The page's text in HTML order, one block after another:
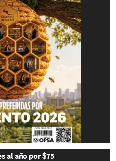
al año por $75